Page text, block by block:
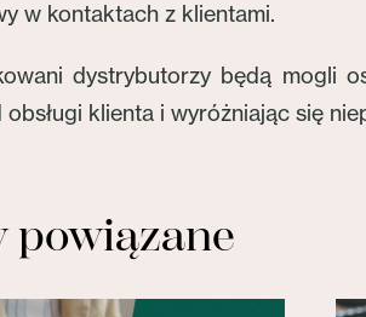
w kontaktach z klientami.
dystrybutorzy będą mogli
klienta i wyróż­niając się
powiązane